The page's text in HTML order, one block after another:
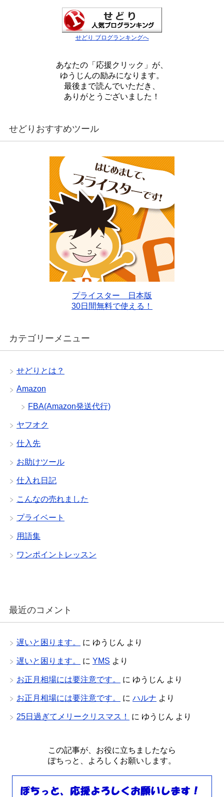
せどり ブログランキングへ
あなたの「応援クリック」が、
ゆうじんの励みになります。
最後まで読んでいただき、
ありがとうございました！
せどりおすすめツール
プライスター 日本版
30日間無料で使える！
カテゴリーメニュー
せどりとは？
Amazon
FBA(Amazon発送代行)
ヤフオク
仕入先
お助けツール
仕入れ日記
こんなの売れました
プライベート
用語集
ワンポイントレッスン
最近のコメント
遅いと困ります。 に ゆうじん より
遅いと困ります。 に YMS より
お正月相場には要注意です。 に ゆうじん より
お正月相場には要注意です。 に ハルナ より
25日過ぎてメリークリスマス！ に ゆうじん より
この記事が、お役に立ちましたなら
ぽちっと、よろしくお願いします。